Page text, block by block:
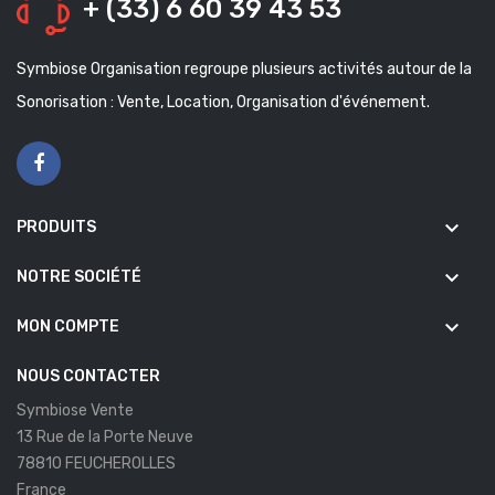
+ (33) 6 60 39 43 53
Symbiose Organisation regroupe plusieurs activités autour de la
Sonorisation : Vente, Location, Organisation d'événement.
PRODUITS keyboard_arrow_down
NOTRE SOCIÉTÉ keyboard_arrow_down
MON COMPTE keyboard_arrow_down
NOUS CONTACTER
Symbiose Vente
13 Rue de la Porte Neuve
78810 FEUCHEROLLES
France